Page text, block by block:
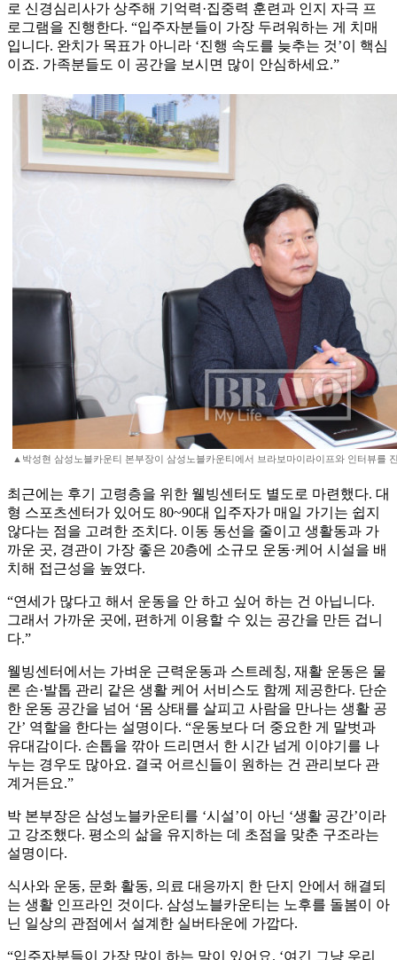
로 신경심리사가 상주해 기억력·집중력 훈련과 인지 자극 프
로그램을 진행한다. “입주자분들이 가장 두려워하는 게 치매
입니다. 완치가 목표가 아니라 ‘진행 속도를 늦추는 것’이 핵심
이죠. 가족분들도 이 공간을 보시면 많이 안심하세요.”
▲박성현 삼성노블카운티 본부장이 삼성노블카운티에서 브라보마이라이프와 인터뷰를
최근에는 후기 고령층을 위한 웰빙센터도 별도로 마련했다. 대
형 스포츠센터가 있어도 80~90대 입주자가 매일 가기는 쉽지
않다는 점을 고려한 조치다. 이동 동선을 줄이고 생활동과 가
까운 곳, 경관이 가장 좋은 20층에 소규모 운동·케어 시설을 배
치해 접근성을 높였다.
“연세가 많다고 해서 운동을 안 하고 싶어 하는 건 아닙니다.
그래서 가까운 곳에, 편하게 이용할 수 있는 공간을 만든 겁니
다.”
웰빙센터에서는 가벼운 근력운동과 스트레칭, 재활 운동은 물
론 손·발톱 관리 같은 생활 케어 서비스도 함께 제공한다. 단순
한 운동 공간을 넘어 ‘몸 상태를 살피고 사람을 만나는 생활 공
간’ 역할을 한다는 설명이다. “운동보다 더 중요한 게 말벗과
유대감이다. 손톱을 깎아 드리면서 한 시간 넘게 이야기를 나
누는 경우도 많아요. 결국 어르신들이 원하는 건 관리보다 관
계거든요.”
박 본부장은 삼성노블카운티를 ‘시설’이 아닌 ‘생활 공간’이라
고 강조했다. 평소의 삶을 유지하는 데 초점을 맞춘 구조라는
설명이다.
식사와 운동, 문화 활동, 의료 대응까지 한 단지 안에서 해결되
는 생활 인프라인 것이다. 삼성노블카운티는 노후를 돌봄이 아
닌 일상의 관점에서 설계한 실버타운에 가깝다.
“입주자분들이 가장 많이 하는 말이 있어요. ‘여긴 그냥 우리